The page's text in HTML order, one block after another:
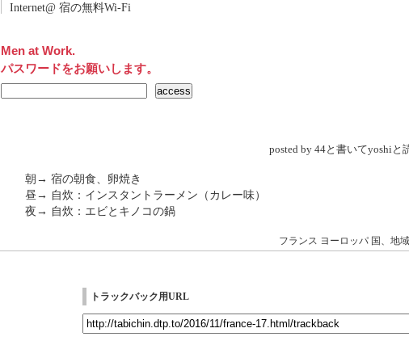
Internet@ 宿の無料Wi-Fi
Men at Work.
パスワードをお願いします。
posted by 44と書いてyoshiと
朝→ 宿の朝食、卵焼き
昼→ 自炊：インスタントラーメン（カレー味）
夜→ 自炊：エビとキノコの鍋
フランス ヨーロッパ 国、地
トラックバック用URL